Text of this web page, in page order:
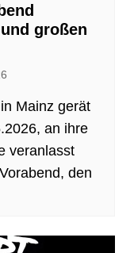
großen
Mainz gerät
an ihre
veranlasst
den